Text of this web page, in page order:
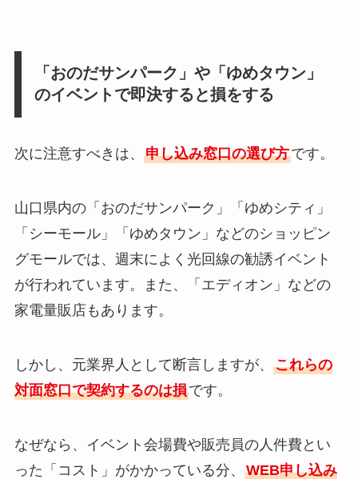
「おのだサンパーク」や「ゆめタウン」
のイベントで即決すると損をする
次に注意すべきは、 申し込み窓口の選び方です。
山口県内の「おのだサンパーク」「ゆめシティ」
「シーモール」「ゆめタウン」などのショッピン
グモールでは、週末によく光回線の勧誘イベント
が行われています。また、「エディオン」などの
家電量販店もあります。
しかし、元業界人として断言しますが、 これらの
対面窓口で契約するのは損です。
なぜなら、イベント会場費や販売員の人件費とい
った「コスト」がかかっている分、 WEB申し込み